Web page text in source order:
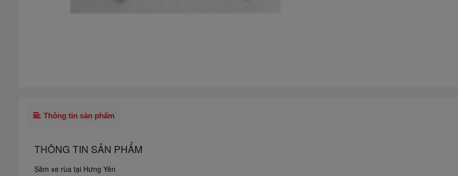
Thông tin sản phẩm
THÔNG TIN SẢN PHẨM
Săm xe rùa tại Hưng Yên